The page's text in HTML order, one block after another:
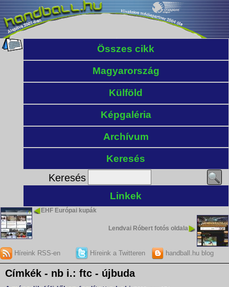
Összes cikk
Magyarország
Külföld
Képgaléria
Archívum
Keresés
Keresés
Linkek
EHF Európai kupák
Lendvai Róbert fotós oldala
Híreink RSS-en Híreink a Twitteren handball.hu blog
Címkék - nb i.: ftc - újbuda